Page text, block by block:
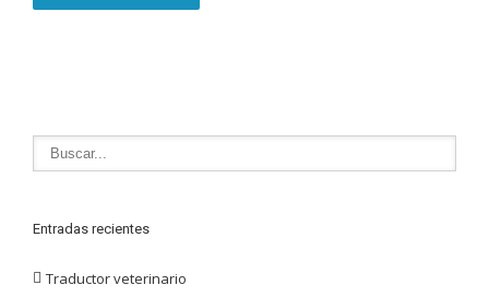
Entradas recientes
Traductor veterinario